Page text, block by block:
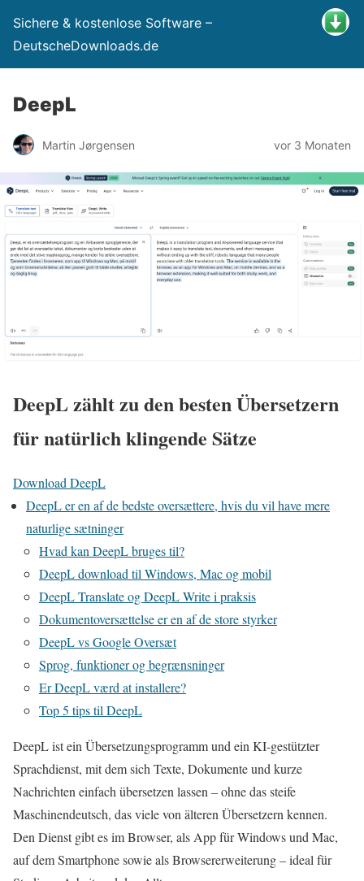
Sichere & kostenlose Software –
DeutscheDownloads.de
DeepL
Martin Jørgensen vor 3 Monaten
DeepL zählt zu den besten Übersetzern
für natürlich klingende Sätze
Download DeepL
DeepL er en af de bedste oversættere, hvis du vil have mere
naturlige sætninger
Hvad kan DeepL bruges til?
DeepL download til Windows, Mac og mobil
DeepL Translate og DeepL Write i praksis
Dokumentoversættelse er en af de store styrker
DeepL vs Google Oversæt
Sprog, funktioner og begrænsninger
Er DeepL værd at installere?
Top 5 tips til DeepL
DeepL ist ein Übersetzungsprogramm und ein KI-gestützter
Sprachdienst, mit dem sich Texte, Dokumente und kurze
Nachrichten einfach übersetzen lassen – ohne das steife
Maschinendeutsch, das viele von älteren Übersetzern kennen.
Den Dienst gibt es im Browser, als App für Windows und Mac,
auf dem Smartphone sowie als Browsererweiterung – ideal für